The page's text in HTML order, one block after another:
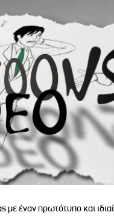
με έναν πρωτότυπο και